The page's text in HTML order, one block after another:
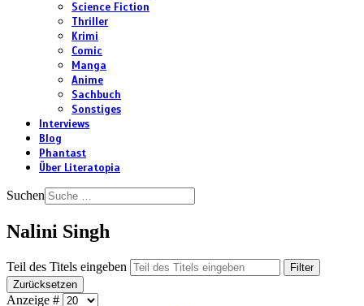
Science Fiction
Thriller
Krimi
Comic
Manga
Anime
Sachbuch
Sonstiges
Interviews
Blog
Phantast
Über Literatopia
Suchen
Nalini Singh
Teil des Titels eingeben
Filter
Zurücksetzen
Anzeige #